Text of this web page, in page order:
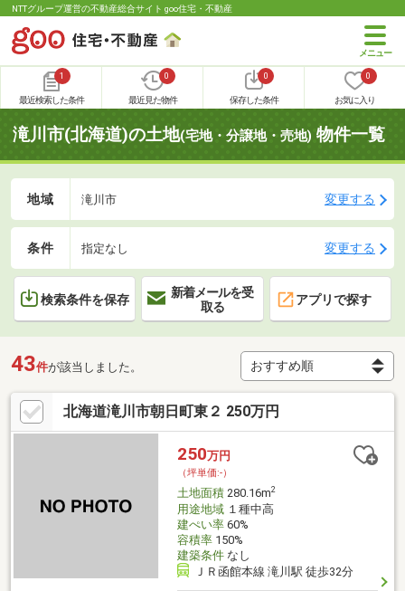
NTTグループ運営の不動産総合サイト goo住宅・不動産
1
最近検索した条件
0
最近見た物件
0
保存した条件
0
お気に入り
滝川市(北海道)の土地(宅地・分譲地・売地) 物件一覧
地域 滝川市 変更する
条件 指定なし 変更する
検索条件を保存
新着メールを受
取る
アプリで探す
43件が該当しました。
北海道滝川市朝日町東２ 250万円
250万円
（坪単価:-）
土地面積280.16m2
用途地域１種中高
建ぺい率60%
容積率150%
建築条件なし
ＪＲ函館本線 滝川駅 徒歩32分